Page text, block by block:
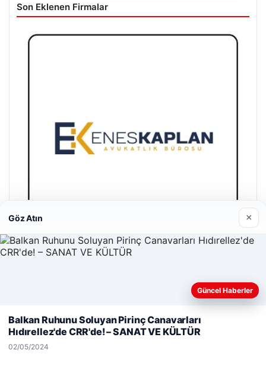
Son Eklenen Firmalar
Web sitemizi nasıl kullandığınızı daha iyi anlayabilmek,
kullanıyoruz.Çerez Politikamız
Göz Atın ×
Güncel Haberler
Balkan Ruhunu Soluyan Pirinç Canavarları
Hıdırellez'de CRR'de! – SANAT VE KÜLTÜR
02/05/2024